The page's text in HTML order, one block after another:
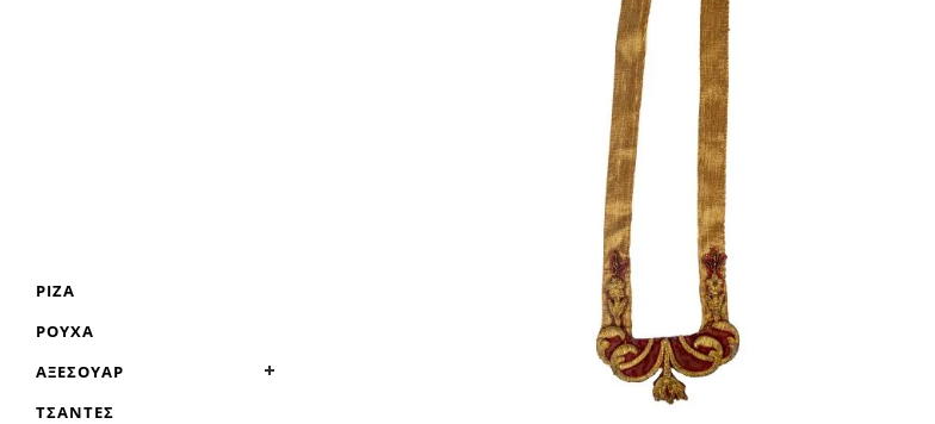
ΡΊΖΑ
ΡΟΎΧΑ
ΑΞΕΣΟΥΆΡ
ΤΣΆΝΤΕΣ